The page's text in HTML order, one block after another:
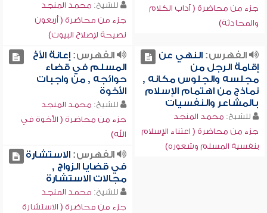
جزء من محاضرة ( آداب الكلام
والمحادثة)
للشيخ: محمد المنجد
جزء من محاضرة ( أربعون
نصيحة لإصلاح البيوت)
الفهرس:النهي عن
إقامة الرجل من
مجلسه والجلوس مكانه ,
نماذج من اهتمام الإسلام
بالمشاعر والنفسيات
للشيخ: محمد المنجد
جزء من محاضرة ( اعتناء الإسلام
بنفسية المسلم وشعوره)
الفهرس:إعانة الأخ
المسلم في قضاء
حوائجه , من واجبات
الأخوة
للشيخ: محمد المنجد
جزء من محاضرة ( الأخوة في
الله)
الفهرس:الاستشارة
في قضايا الزواج ,
مجالات الاستشارة
للشيخ: محمد المنجد
جزء من محاضرة ( الاستشارة